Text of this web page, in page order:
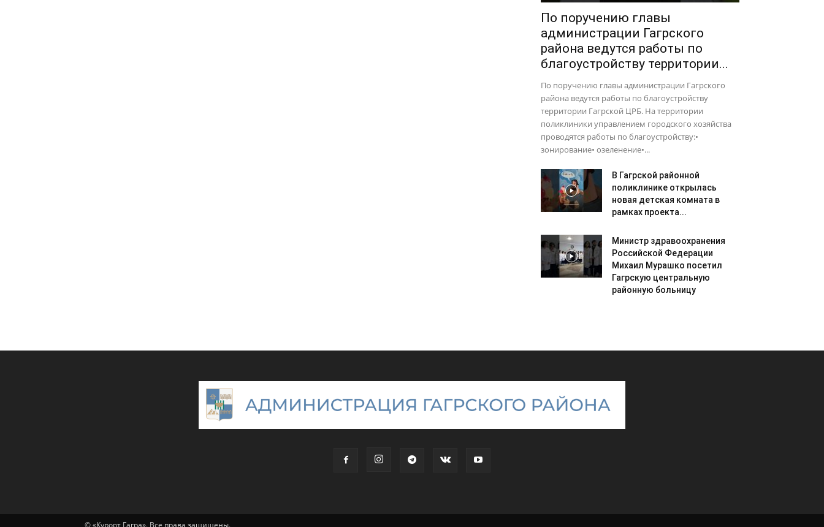
По поручению главы
администрации Гагрского
района ведутся работы по
благоустройству территории...
По поручению главы администрации Гагрского
района ведутся работы по благоустройству
территории Гагрской ЦРБ. На территории
поликлиники управлением городского хозяйства
проводятся работы по благоустройству:•
зонирование• озеленение•...
В Гагрской районной
поликлинике открылась
новая детская комната в
рамках проекта...
Министр здравоохранения
Российской Федерации
Михаил Мурашко посетил
Гагрскую центральную
районную больницу